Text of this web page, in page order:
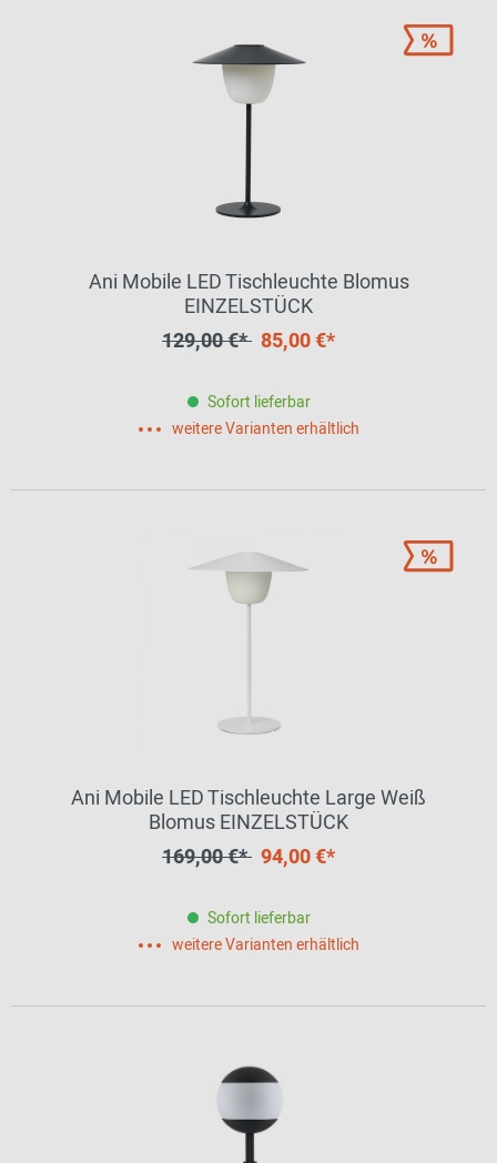
Ani Mobile LED Tischleuchte Blomus
EINZELSTÜCK
129,00 €* 85,00 €*
Sofort lieferbar
weitere Varianten erhältlich
Ani Mobile LED Tischleuchte Large Weiß
Blomus EINZELSTÜCK
169,00 €* 94,00 €*
Sofort lieferbar
weitere Varianten erhältlich